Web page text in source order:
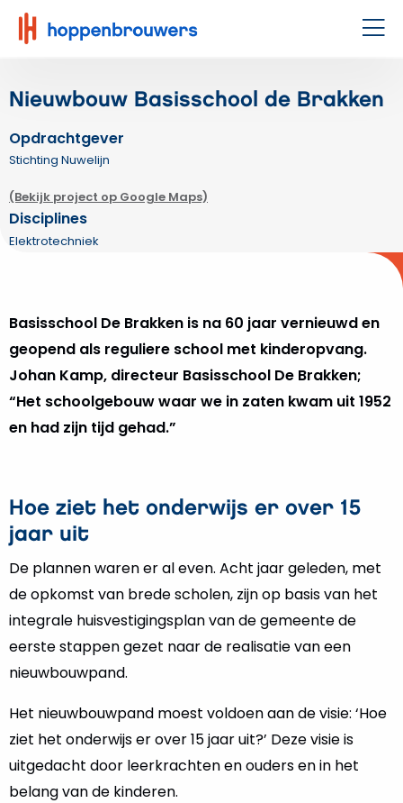
Hoppenbrouwers
|
techniek
leeft
Nieuwbouw Basisschool de Brakken
Opdrachtgever
Stichting Nuwelijn
(Bekijk project op Google Maps)
Disciplines
Elektrotechniek
Basisschool De Brakken is na 60 jaar vernieuwd en
geopend als reguliere school met kinderopvang.
Johan Kamp, directeur Basisschool De Brakken;
“Het schoolgebouw waar we in zaten kwam uit 1952
en had zijn tijd gehad.”
Hoe ziet het onderwijs er over 15
jaar uit
De plannen waren er al even. Acht jaar geleden, met
de opkomst van brede scholen, zijn op basis van het
integrale huisvestigingsplan van de gemeente de
eerste stappen gezet naar de realisatie van een
nieuwbouwpand.
Het nieuwbouwpand moest voldoen aan de visie: ‘Hoe
ziet het onderwijs er over 15 jaar uit?’ Deze visie is
uitgedacht door leerkrachten en ouders en in het
belang van de kinderen.